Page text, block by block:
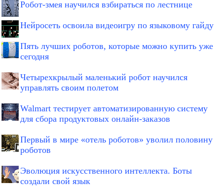
Робот-змея научился взбираться по лестнице
Нейросеть освоила видеоигру по языковому гайду
Пять лучших роботов, которые можно купить уже
сегодня
Четырехкрылый маленький робот научился
управлять своим полетом
Walmart тестирует автоматизированную систему
для сбора продуктовых онлайн-заказов
Первый в мире «отель роботов» уволил половину
роботов
Эволюция искусственного интеллекта. Боты
создали свой язык